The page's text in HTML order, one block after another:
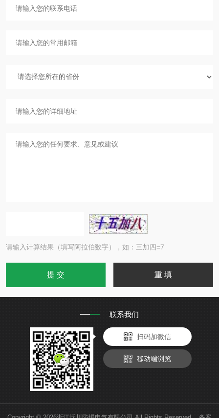
请输入计算结果（填写阿拉伯数字），如：三加四=7
联系我们
扫码加微信
移动端浏览